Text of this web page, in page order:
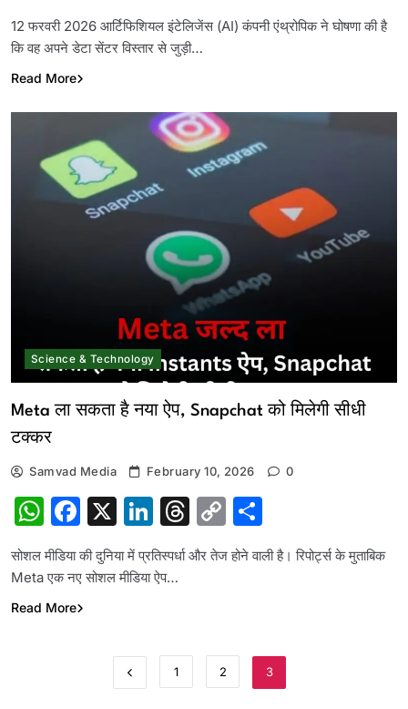
Link
12 फरवरी 2026 आर्टिफिशियल इंटेलिजेंस (AI) कंपनी एंथ्रोपिक ने घोषणा की है
कि वह अपने डेटा सेंटर विस्तार से जुड़ी…
Read More
Science & Technology
Meta ला सकता है नया ऐप, Snapchat को मिलेगी सीधी
टक्कर
Samvad Media February 10, 2026 0
WhatsApp
Facebook
X LinkedIn
Threads
Copy
Link
सोशल मीडिया की दुनिया में प्रतिस्पर्धा और तेज होने वाली है। रिपोर्ट्स के मुताबिक
Meta एक नए सोशल मीडिया ऐप…
Read More
1 2 3